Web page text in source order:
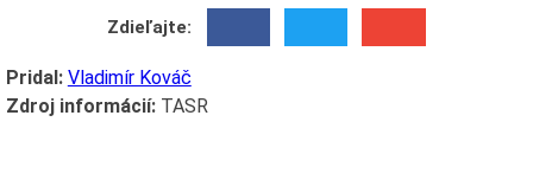
Zdieľajte:
Pridal: Vladimír Kováč
Zdroj informácií:TASR